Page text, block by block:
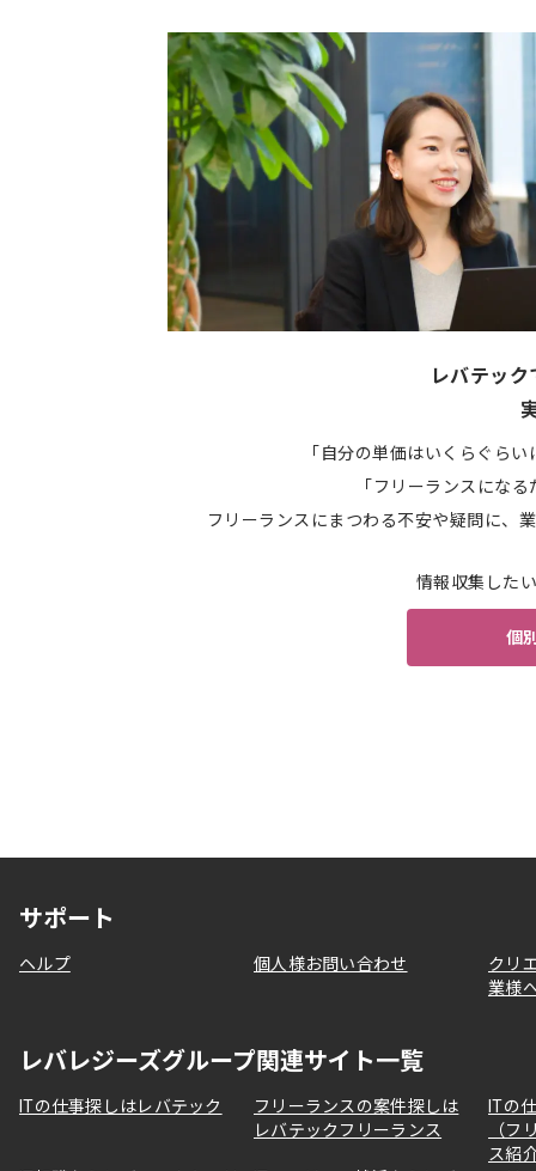
レバテッ
「自分の単価はいくらぐら
「フリーランスにな
フリーランスにまつわる不安や疑問に、
情報収集した
個
サポート
ヘルプ 個人様お問い合わせ
クリ
業様
レバレジーズグループ関連サイト一覧
ITの仕事探しはレバテック
フリーランスの案件探しは
レバテックフリーランス
ITの
（フ
ス紹